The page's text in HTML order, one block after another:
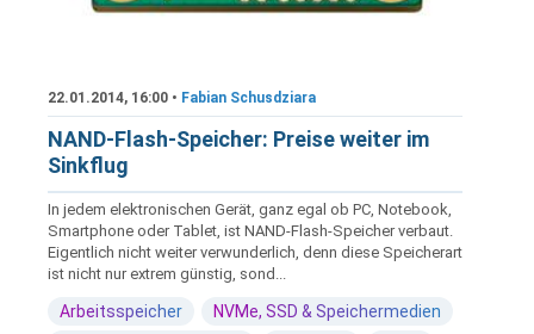
22.01.2014, 16:00 • Fabian Schusdziara
NAND-Flash-Speicher: Preise weiter im
Sinkflug
In jedem elektronischen Gerät, ganz egal ob PC, Notebook,
Smartphone oder Tablet, ist NAND-Flash-Speicher verbaut.
Eigentlich nicht weiter verwunderlich, denn diese Speicherart
ist nicht nur extrem günstig, sond...
Arbeitsspeicher
NVMe, SSD & Speichermedien